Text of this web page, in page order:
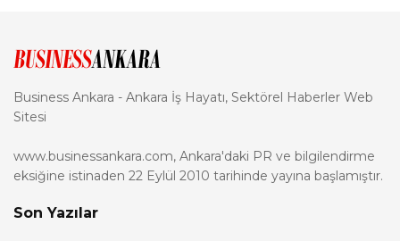
Business Ankara - Ankara İş Hayatı, Sektörel Haberler Web
Sitesi
www.businessankara.com, Ankara'daki PR ve bilgilendirme
eksiğine istinaden 22 Eylül 2010 tarihinde yayına başlamıştır.
Son Yazılar